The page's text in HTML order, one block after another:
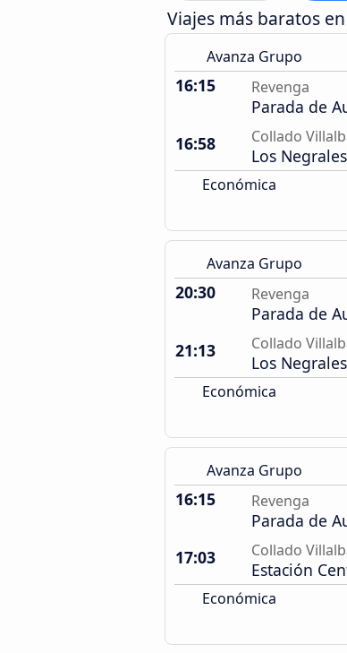
Viajes más baratos
Avanza Grupo
16:15 Revenga
Parada de
16:58
Collado
Los
Económica
Avanza Grupo
20:30 Revenga
Parada de
21:13
Collado
Los
Económica
Avanza Grupo
16:15 Revenga
Parada de
17:03
Collado
Estación
Económica